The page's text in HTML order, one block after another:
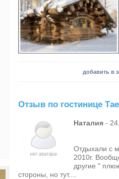
добавить в
Отзыв по гостинице
Наталия -
Отдыхали с
2010г.
другие "
стороны, но тут....